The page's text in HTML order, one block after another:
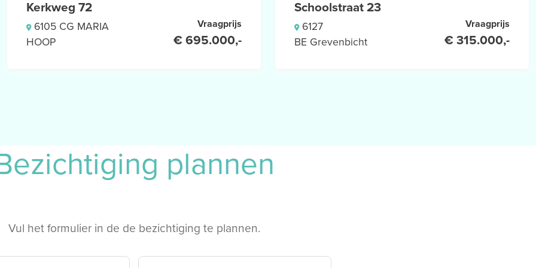
is
een uitdrukkelijk onderdeel
vervallen van de eventuele
staat en het gebruik van
Wonen geïnteresseerden
Kerkweg 72
6105 CG MARIA
HOOP
Vraagprijs
€ 695.000,-
Schoolstraat 23
6127
BE Grevenbicht
Vraagprijs
€ 315.000,-
plannen
Vul het formulier in de de bezichtiging te plannen.